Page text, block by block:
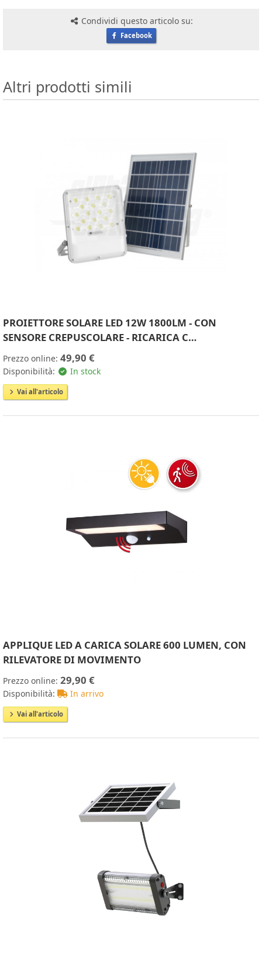
Condividi questo articolo su:
Facebook
Altri prodotti simili
PROIETTORE SOLARE LED 12W 1800LM - CON
SENSORE CREPUSCOLARE - RICARICA C…
Prezzo online: 49,90 €
Disponibilità: In stock
Vai all'articolo
APPLIQUE LED A CARICA SOLARE 600 LUMEN, CON
RILEVATORE DI MOVIMENTO
Prezzo online: 29,90 €
Disponibilità: In arrivo
Vai all'articolo